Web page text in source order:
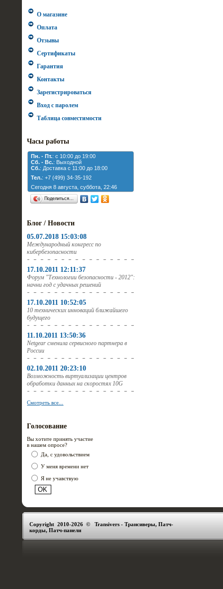
О магазине
Оплата
Отзывы
Сертификаты
Гарантия
Контакты
Зарегистрироваться
Вход с паролем
Таблица совместимости
Часы работы
Пн. - Пт.: с 10:00 до 19:00
Cб. - Вс.: Выходной
Cб.: Доставка с 11:00 до 18:00
Тел.: +7 (499) 34-35-192
Сегодня 8 августа, суббота, 22:46
Поделиться…
Блог / Новости
05.07.2018 15:03:08
Международный конгресс по
кибербезопасности
17.10.2011 12:11:37
Форум "Технологии безопасности - 2012":
начни год с удачных решений
17.10.2011 10:52:05
10 технических инноваций ближайшего
будущего
11.10.2011 13:50:36
Netgear сменила сервисного партнера в
России
02.10.2011 20:23:10
Возможность виртуализации центров
обработки данных на скоростях 10G
Смотреть все...
Голосование
Вы хотите принять участие
в нашем опросе?
Да, с удовольствием
У меня времени нет
Я не учавствую
Copyright 2010-2026 © Transivers - Трансиверы, Патч-
корды, Патч-панели